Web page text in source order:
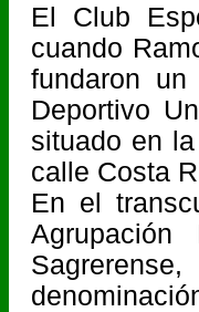
El Club
cuando
fundaron
Deportivo
situado en
calle Costa
En el
Agrupación